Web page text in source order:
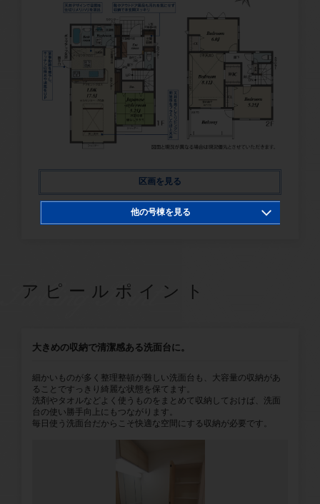
区画を見る
他の号棟を見る
アピールポイント
大きめの収納で清潔感ある洗面台に。
細かいものが多く整理整頓が難しい洗面台も、大容量の収納があ
ることですっきり綺麗な状態を保てます。
洗剤やタオルなどよく使うものをまとめて収納しておけば、洗面
台の使い勝手向上にもつながります。
毎日使う洗面台だからこそ快適な空間にする収納が必要です。